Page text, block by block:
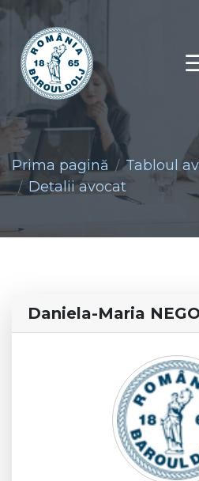
Prima pagină
Tabloul
Detalii avocat
Daniela-Maria